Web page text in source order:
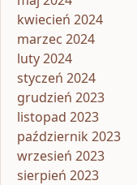
kwiecień 2024
marzec 2024
luty 2024
styczeń 2024
grudzień 2023
listopad 2023
październik 2023
wrzesień 2023
sierpień 2023